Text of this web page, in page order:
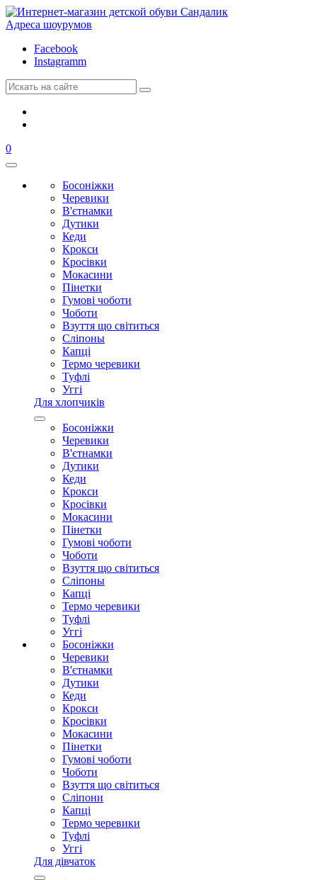
Адреса шоурумов
Facebook
Instagramm
0
Босоніжки
Черевики
В'єтнамки
Дутики
Кеди
Крокси
Кросівки
Мокасини
Пінетки
Гумові чоботи
Чоботи
Взуття що світиться
Сліпоны
Капці
Термо черевики
Туфлі
Уггі
Для хлопчиків
Босоніжки
Черевики
В'єтнамки
Дутики
Кеди
Крокси
Кросівки
Мокасини
Пінетки
Гумові чоботи
Чоботи
Взуття що світиться
Сліпоны
Капці
Термо черевики
Туфлі
Уггі
Босоніжки
Черевики
В'єтнамки
Дутики
Кеди
Крокси
Кросівки
Мокасини
Пінетки
Гумові чоботи
Чоботи
Взуття що світиться
Сліпони
Капці
Термо черевики
Туфлі
Уггі
Для дівчаток